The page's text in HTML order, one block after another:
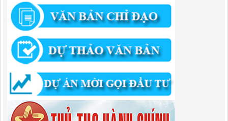
quyết của Ban Quản lý Khu kinh tế tỉnh Cao Bằng
Lượt xem:674 | lượt tải:203
292/QĐ-UBND
Quyết định về việc công bố danh mục thủ tục hành chính mới ban
hành trong lĩnh vực khu công nghiệp, khu kinh tế thuộc thẩm quyền
giải quyết của Ban Quản lý Khu kinh tế tỉnh Cao Bằng
Lượt xem:518 | lượt tải:363
314/QĐ-BQLKKT
QUYẾT ĐỊNH Về việc công bố công khai thu hồi dự toán chi ngân
sách năm 2024